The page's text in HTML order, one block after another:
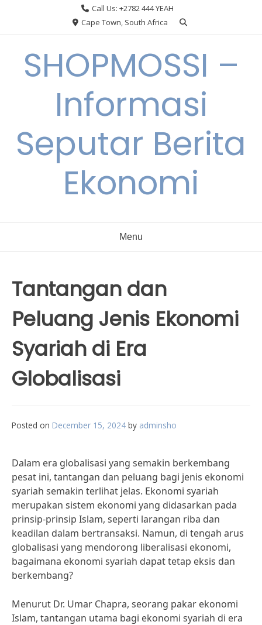
Call Us: +2782 444 YEAH
Cape Town, South Africa
SHOPMOSSI –
Informasi
Seputar Berita
Ekonomi
Menu
Tantangan dan
Peluang Jenis Ekonomi
Syariah di Era
Globalisasi
Posted on December 15, 2024 by adminsho
Dalam era globalisasi yang semakin berkembang
pesat ini, tantangan dan peluang bagi jenis ekonomi
syariah semakin terlihat jelas. Ekonomi syariah
merupakan sistem ekonomi yang didasarkan pada
prinsip-prinsip Islam, seperti larangan riba dan
keadilan dalam bertransaksi. Namun, di tengah arus
globalisasi yang mendorong liberalisasi ekonomi,
bagaimana ekonomi syariah dapat tetap eksis dan
berkembang?
Menurut Dr. Umar Chapra, seorang pakar ekonomi
Islam, tantangan utama bagi ekonomi syariah di era